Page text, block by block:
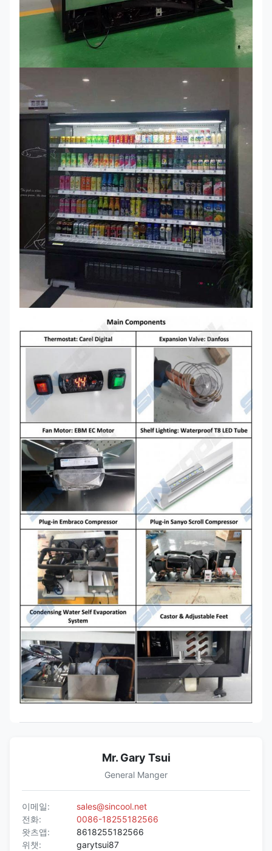
Mr. Gary Tsui
General Manger
이메일:
sales@sincool.net
전화:
0086-18255182566
왓츠앱:
8618255182566
위챗:
garytsui87